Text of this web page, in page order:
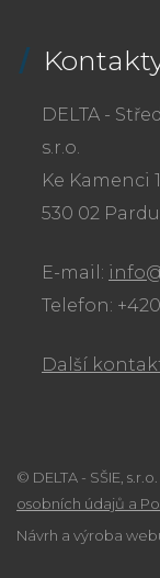
DELTA -
s.r.o.
Ke Kamenci
530 02
E-mail:
Telefon: +420
Další
© DELTA - SŠIE,
osobních údajů a
Návrh a výroba